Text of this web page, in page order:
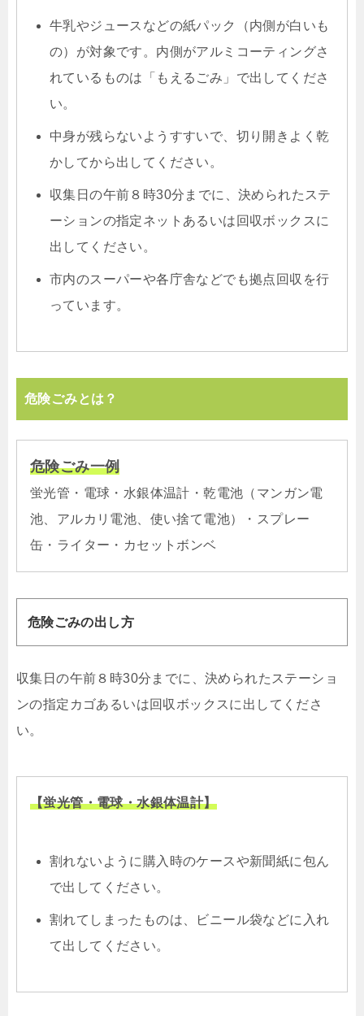
牛乳やジュースなどの紙パック（内側が白いも
の）が対象です。内側がアルミコーティングさ
れているものは「もえるごみ」で出してくださ
い。
中身が残らないようすすいで、切り開きよく乾
かしてから出してください。
収集日の午前８時30分までに、決められたステ
ーションの指定ネットあるいは回収ボックスに
出してください。
市内のスーパーや各庁舎などでも拠点回収を行
っています。
危険ごみとは？
危険ごみ一例
蛍光管・電球・水銀体温計・乾電池（マンガン電
池、アルカリ電池、使い捨て電池）・スプレー
缶・ライター・カセットボンベ
危険ごみの出し方
収集日の午前８時30分までに、決められたステーショ
ンの指定カゴあるいは回収ボックスに出してくださ
い。
【蛍光管・電球・水銀体温計】
割れないように購入時のケースや新聞紙に包ん
で出してください。
割れてしまったものは、ビニール袋などに入れ
て出してください。